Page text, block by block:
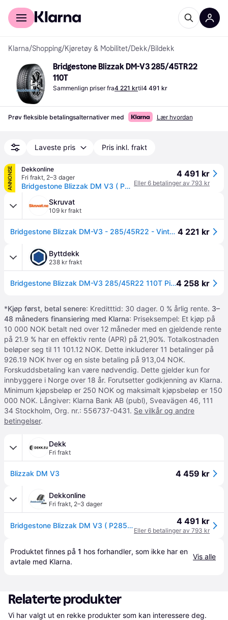
For kunder
Klarna/Shopping/Kjøretøy & Mobilitet/Dekk/Bildekk
Bridgestone Blizzak DM-V3 285/45TR22
110T
Sammenlign priser fra4 221 krtil4 491 kr
Prøv fleksible betalingsalternativer med Lær hvordan
Laveste pris Pris inkl. frakt
ANNONSE
Dekkonline
Fri frakt, 2–3 dager
Bridgestone Blizzak DM V3 ( P285/45 R22 110T EVc, Nordiske vinterdekk, med felgbeskyttelse (MFS) )
4 491 kr
Eller 6 betalinger av 793 kr
Skruvat
109 kr frakt
Bridgestone Blizzak DM-V3 - 285/45R22 - Vinterdäck 4 221 kr
Byttdekk
238 kr frakt
Bridgestone Blizzak DM-V3 285/45R22 110T Piggfritt - Vinterdekk4 258 kr
*Kjøp først, betal senere: Kreditttid: 30 dager. 0 % årlig rente. 3–
48 måneders finansiering med Klarna: Priseksempel: Et kjøp på
10 000 NOK betalt ned over 12 måneder med en gjeldende rente
på 21.9 % har en effektiv rente (APR) på 21,90%. Totalkostnaden
beløper seg til 11 101.12 NOK. Dette inkluderer 11 betalinger på
926.19 NOK hver og en siste betaling på 913,04 NOK.
Forskuddsbetaling kan være nødvendig. Dette gjelder kun for
innbyggere i Norge over 18 år. Forutsetter godkjenning av Klarna.
Minimum kjøpsbeløp er 250 NOK og maksimalt kjøpsbeløp er 150
000 NOK. Långiver: Klarna Bank AB (publ), Sveavägen 46, 111
34 Stockholm, Org. nr.: 556737-0431. Se vilkår og andre
betingelser.
Dekk
Fri frakt
Blizzak DM V3 4 459 kr
Dekkonline
Fri frakt, 2–3 dager
Bridgestone Blizzak DM V3 ( P285/45 R22 110T EVc, Nordiske vinterdekk, med felgbeskyttelse (MFS) ) 4 491 kr
Eller 6 betalinger av 793 kr
Produktet finnes på 1 hos forhandler, som ikke har en
avtale med Klarna.
Vis alle
Relaterte produkter